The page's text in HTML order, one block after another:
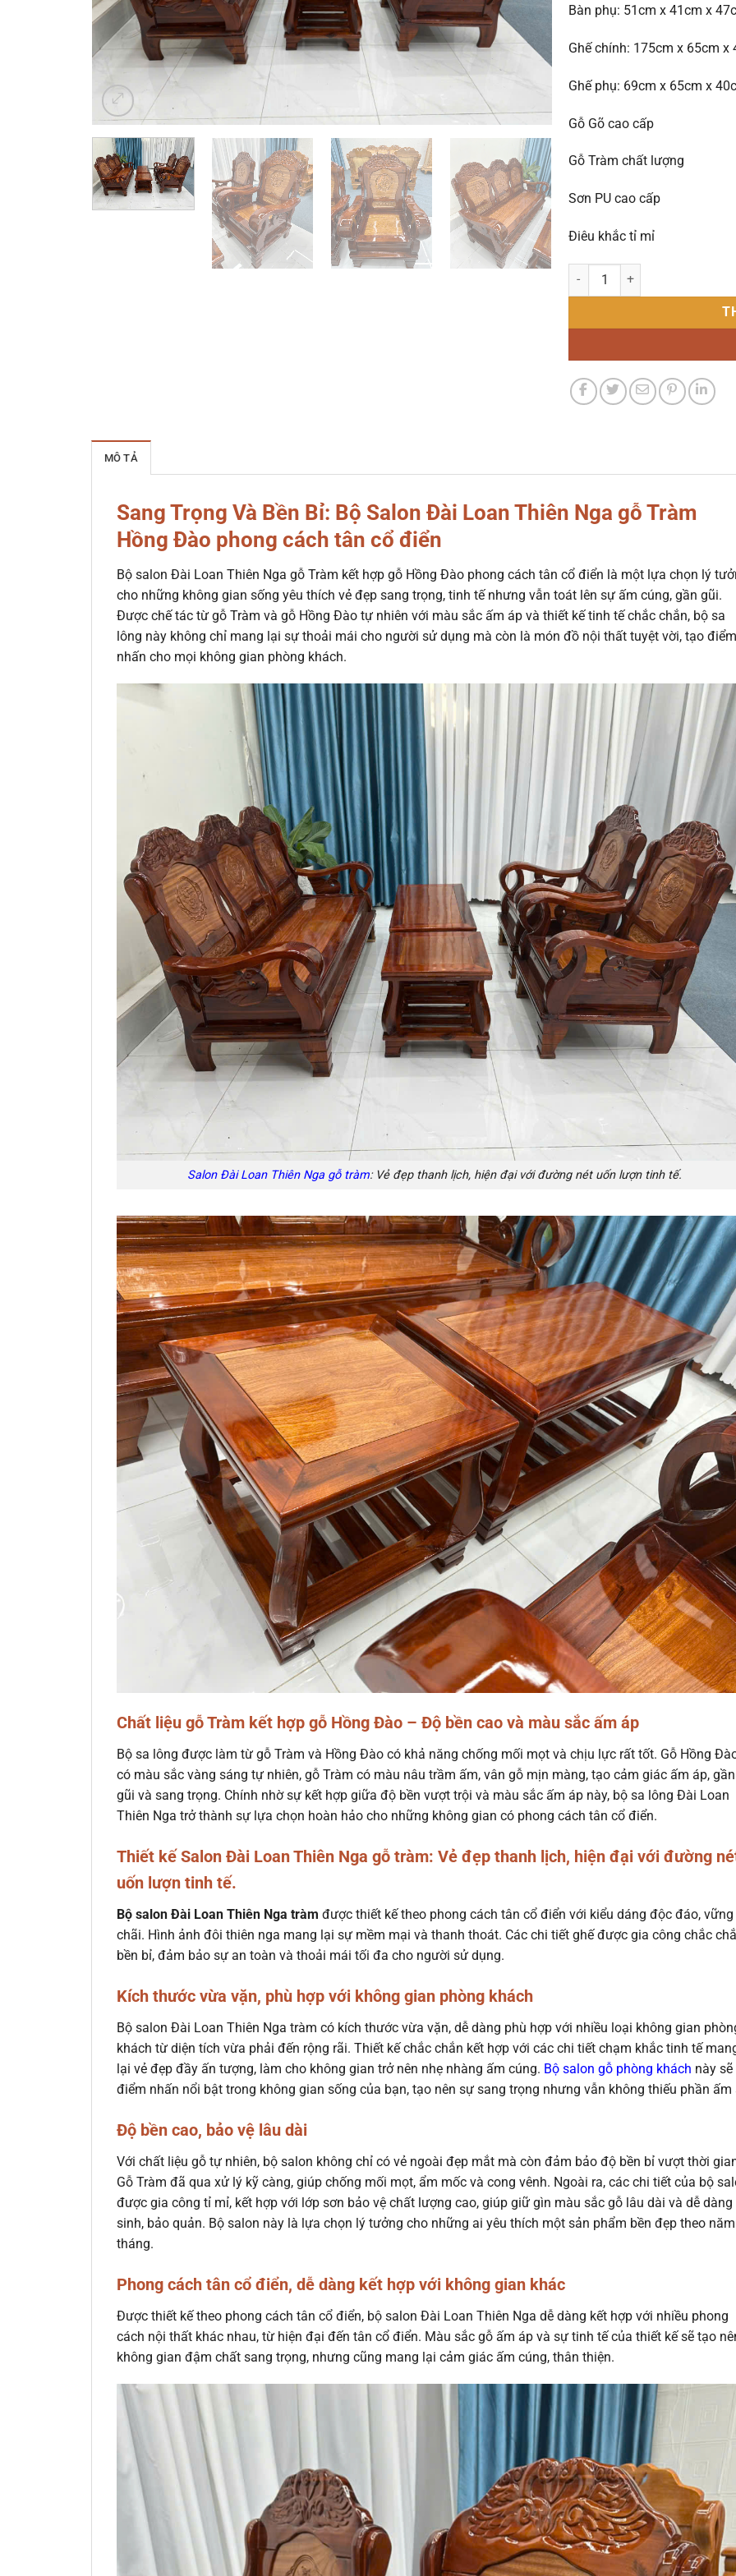
Bàn phụ: 51cm x 41cm x
Ghế chính: 175cm x 65cm x
Ghế phụ: 69cm x 65cm x
Gỗ Gõ cao cấp
Gỗ Tràm chất lượng
Sơn PU cao cấp
Điêu khắc tỉ mỉ
Bộ Salon Đài Loan Thiên Nga
MÔ TẢ
Sang Trọng Và Bền Bỉ: Bộ Salon Đài Loan Thiên Nga gỗ Tràm
Hồng Đào phong cách tân cổ điển
Bộ salon Đài Loan Thiên Nga gỗ Tràm kết hợp gỗ Hồng Đào phong cách tân cổ điển là một lựa chọn lý
cho những không gian sống yêu thích vẻ đẹp sang trọng, tinh tế nhưng vẫn toát lên sự ấm cúng, gần gũi.
Được chế tác từ gỗ Tràm và gỗ Hồng Đào tự nhiên với màu sắc ấm áp và thiết kế tinh tế chắc chắn, bộ sa
lông này không chỉ mang lại sự thoải mái cho người sử dụng mà còn là món đồ nội thất tuyệt vời, tạo điểm
nhấn cho mọi không gian phòng khách.
Salon Đài Loan Thiên Nga gỗ tràm: Vẻ đẹp thanh lịch, hiện đại với đường nét uốn lượn tinh tế.
Chất liệu gỗ Tràm kết hợp gỗ Hồng Đào – Độ bền cao và màu sắc ấm áp
Bộ sa lông được làm từ gỗ Tràm và Hồng Đào có khả năng chống mối mọt và chịu lực rất tốt. Gỗ Hồng
có màu sắc vàng sáng tự nhiên, gỗ Tràm có màu nâu trầm ấm, vân gỗ mịn màng, tạo cảm giác ấm áp, gần
gũi và sang trọng. Chính nhờ sự kết hợp giữa độ bền vượt trội và màu sắc ấm áp này, bộ sa lông Đài Loan
Thiên Nga trở thành sự lựa chọn hoàn hảo cho những không gian có phong cách tân cổ điển.
Thiết kế Salon Đài Loan Thiên Nga gỗ tràm: Vẻ đẹp thanh lịch, hiện đại với đường
uốn lượn tinh tế.
Bộ salon Đài Loan Thiên Nga tràm được thiết kế theo phong cách tân cổ điển với kiểu dáng độc đáo, vững
chãi. Hình ảnh đôi thiên nga mang lại sự mềm mại và thanh thoát. Các chi tiết ghế được gia công chắc
bền bỉ, đảm bảo sự an toàn và thoải mái tối đa cho người sử dụng.
Kích thước vừa vặn, phù hợp với không gian phòng khách
Bộ salon Đài Loan Thiên Nga tràm có kích thước vừa vặn, dễ dàng phù hợp với nhiều loại không gian
khách từ diện tích vừa phải đến rộng rãi. Thiết kế chắc chắn kết hợp với các chi tiết chạm khắc tinh tế
lại vẻ đẹp đầy ấn tượng, làm cho không gian trở nên nhẹ nhàng ấm cúng. Bộ salon gỗ phòng khách này sẽ
điểm nhấn nổi bật trong không gian sống của bạn, tạo nên sự sang trọng nhưng vẫn không thiếu phần ấm
Độ bền cao, bảo vệ lâu dài
Với chất liệu gỗ tự nhiên, bộ salon không chỉ có vẻ ngoài đẹp mắt mà còn đảm bảo độ bền bỉ vượt thời
Gỗ Tràm đã qua xử lý kỹ càng, giúp chống mối mọt, ẩm mốc và cong vênh. Ngoài ra, các chi tiết của bộ
được gia công tỉ mỉ, kết hợp với lớp sơn bảo vệ chất lượng cao, giúp giữ gìn màu sắc gỗ lâu dài và dễ dàng
sinh, bảo quản. Bộ salon này là lựa chọn lý tưởng cho những ai yêu thích một sản phẩm bền đẹp theo năm
tháng.
Phong cách tân cổ điển, dễ dàng kết hợp với không gian khác
Được thiết kế theo phong cách tân cổ điển, bộ salon Đài Loan Thiên Nga dễ dàng kết hợp với nhiều phong
cách nội thất khác nhau, từ hiện đại đến tân cổ điển. Màu sắc gỗ ấm áp và sự tinh tế của thiết kế sẽ tạo
không gian đậm chất sang trọng, nhưng cũng mang lại cảm giác ấm cúng, thân thiện.